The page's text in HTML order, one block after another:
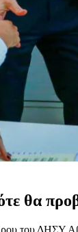
θα
του ΔΗΣΥ